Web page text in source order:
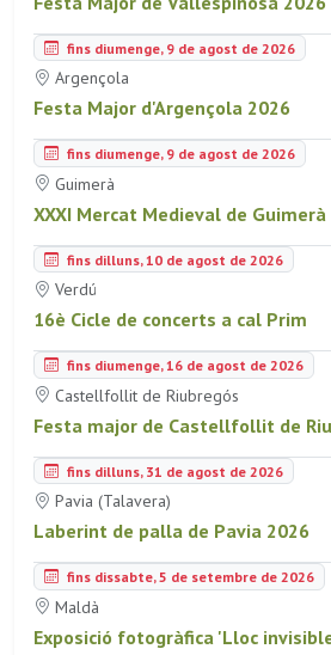
fins diumenge, 9 de agost de 2026
Argençola
Festa Major d'Argençola 2026
fins diumenge, 9 de agost de 2026
Guimerà
XXXI Mercat Medieval de Guimerà
fins dilluns, 10 de agost de 2026
Verdú
16è Cicle de concerts a cal Prim
fins diumenge, 16 de agost de 2026
Castellfollit de Riubregós
Festa major de Castellfollit de
fins dilluns, 31 de agost de 2026
Pavia (Talavera)
Laberint de palla de Pavia 2026
fins dissabte, 5 de setembre de 2026
Maldà
Exposició fotogràfica 'Lloc